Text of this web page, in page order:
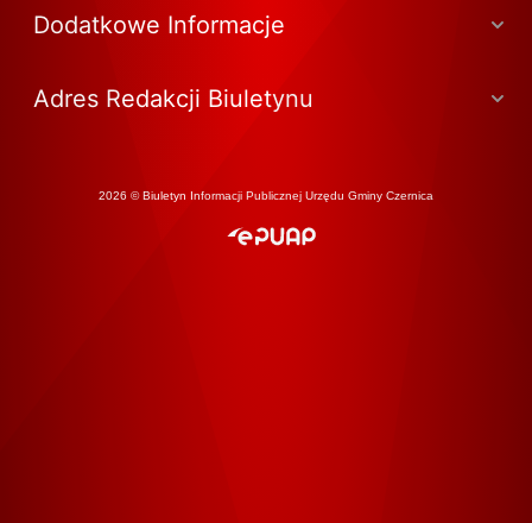
Dodatkowe Informacje
Adres Redakcji Biuletynu
2026 © Biuletyn Informacji Publicznej Urzędu Gminy Czernica